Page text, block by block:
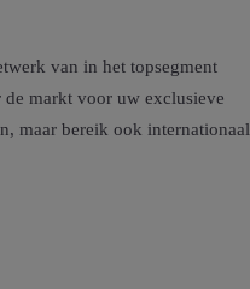
van in het topsegment
de markt voor uw exclusieve
maar bereik ook internationaal